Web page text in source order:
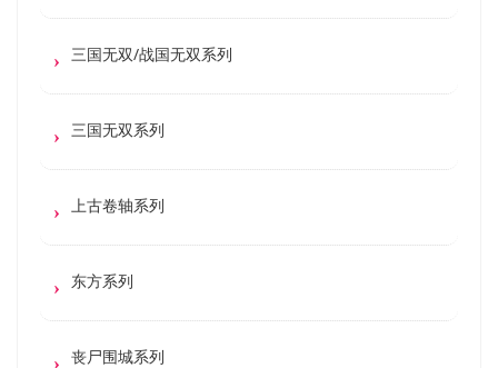
三国无双/战国无双系列
三国无双系列
上古卷轴系列
东方系列
丧尸围城系列